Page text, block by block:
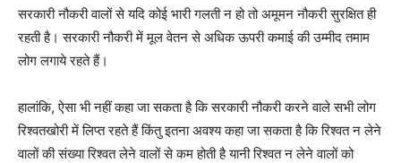
सरकारी नौकरी वालों से यदि कोई भारी गलती न हो तो अमूमन नौकरी सुरक्षित ही
रहती है। सरकारी नौकरी में मूल वेतन से अधिक ऊपरी कमाई की उम्मीद तमाम
लोग लगाये रहते हैं।
हालांकि, ऐसा भी नहीं कहा जा सकता है कि सरकारी नौकरी करने वाले सभी लोग
रिश्वतखोरी में लिप्त रहते हैं किंतु इतना अवश्य कहा जा सकता है कि रिश्वत न लेने
वालों की संख्या रिश्वत लेने वालों से कम होती है यानी रिश्वत न लेने वालों को